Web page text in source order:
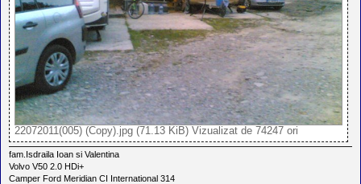
22072011(005) (Copy).jpg (71.13 KiB) Vizualizat de 74247 ori
fam.Isdraila Ioan si Valentina
Volvo V50 2.0 HDi+
Camper Ford Meridian CI International 314